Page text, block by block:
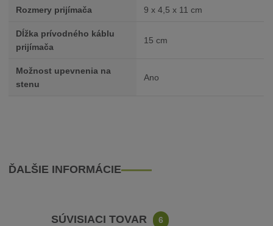
Rozmery prijímača 9 x 4,5 x 11 cm
Dĺžka prívodného káblu
prijímača
15 cm
Možnost upevnenia na
stenu
Ano
ĎALŠIE INFORMÁCIE
SÚVISIACI TOVAR 6